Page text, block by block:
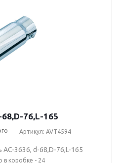
76,L-165
Артикул: AVT4594
AC-3636, d-68,D-76,L-165
в коробке - 24